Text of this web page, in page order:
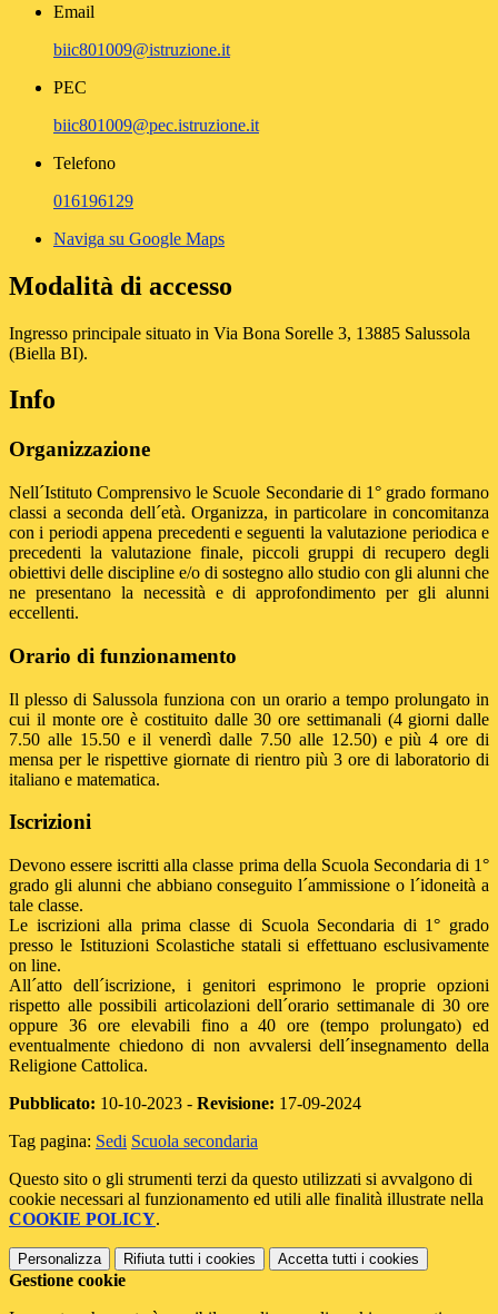
Email
biic801009@istruzione.it
PEC
biic801009@pec.istruzione.it
Telefono
016196129
Naviga su Google Maps
Modalità di accesso
Ingresso principale situato in Via Bona Sorelle 3, 13885 Salussola
(Biella BI).
Info
Organizzazione
Nell´Istituto Comprensivo le Scuole Secondarie di 1° grado formano
classi a seconda dell´età. Organizza, in particolare in concomitanza
con i periodi appena precedenti e seguenti la valutazione periodica e
precedenti la valutazione finale, piccoli gruppi di recupero degli
obiettivi delle discipline e/o di sostegno allo studio con gli alunni che
ne presentano la necessità e di approfondimento per gli alunni
eccellenti.
Orario di funzionamento
Il plesso di Salussola funziona con un orario a tempo prolungato in
cui il monte ore è costituito dalle 30 ore settimanali (4 giorni dalle
7.50 alle 15.50 e il venerdì dalle 7.50 alle 12.50) e più 4 ore di
mensa per le rispettive giornate di rientro più 3 ore di laboratorio di
italiano e matematica.
Iscrizioni
Devono essere iscritti alla classe prima della Scuola Secondaria di 1°
grado gli alunni che abbiano conseguito l´ammissione o l´idoneità a
tale classe.
Le iscrizioni alla prima classe di Scuola Secondaria di 1° grado
presso le Istituzioni Scolastiche statali si effettuano esclusivamente
on line.
All´atto dell´iscrizione, i genitori esprimono le proprie opzioni
rispetto alle possibili articolazioni dell´orario settimanale di 30 ore
oppure 36 ore elevabili fino a 40 ore (tempo prolungato) ed
eventualmente chiedono di non avvalersi dell´insegnamento della
Religione Cattolica.
Pubblicato: 10-10-2023 - Revisione: 17-09-2024
Tag pagina: Sedi Scuola secondaria
Questo sito o gli strumenti terzi da questo utilizzati si avvalgono di
cookie necessari al funzionamento ed utili alle finalità illustrate nella
COOKIE POLICY.
Personalizza Rifiuta tutti i cookies Accetta tutti i cookies
Gestione cookie